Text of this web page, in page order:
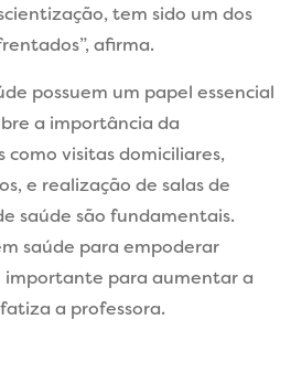
tem sido um dos
afirma.
possuem um papel essencial
a importância da
como visitas domiciliares,
e realização de salas de
saúde são fundamentais.
saúde para empoderar
importante para aumentar a
a professora.